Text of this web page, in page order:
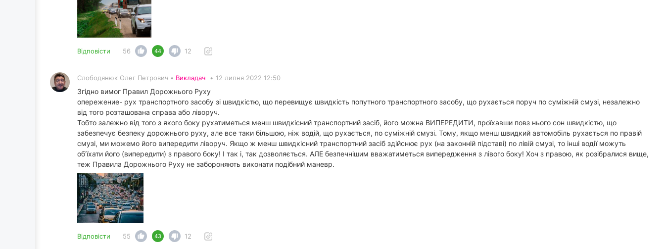
Відповісти 56 44 12
Слободянюк Олег Петрович • Викладач • 12 липня 2022 12:50
Згідно вимог Правил Дорожнього Руху
опережение- рух транспортного засобу зі швидкістю, що перевищує швидкість попутного транспортного засобу, що рухається поруч по суміжній смузі, незалежно
від того розташована справа або ліворуч.
Тобто залежно від того з якого боку рухатиметься менш швидкісний транспортний засіб, його можна ВИПЕРЕДИТИ, проїхавши повз нього сон швидкістю, що
забезпечує безпеку дорожнього руху, але все таки більшою, ніж водій, що рухається, по суміжній смузі. Тому, якщо менш швидкий автомобіль рухається по правій
смузі, ми можемо його випередити ліворуч. Якщо ж менш швидкісний транспортний засіб здійснює рух (на законній підставі) по лівій смузі, то інші водії можуть
об'їхати його (випередити) з правого боку! І так і, так дозволяється. АЛЕ безпечнішим вважатиметься випередження з лівого боку! Хоч з правою, як розібралися вище,
теж Правила Дорожнього Руху не забороняють виконати подібний маневр.
Відповісти 55 43 12